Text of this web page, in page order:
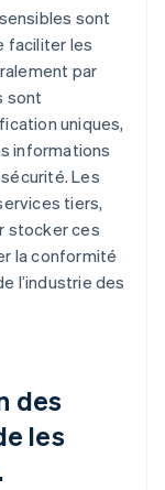
sont
faciliter les
par
sont
uniques,
informations
Les
tiers,
stocker ces
la conformité
l’industrie des
des
les